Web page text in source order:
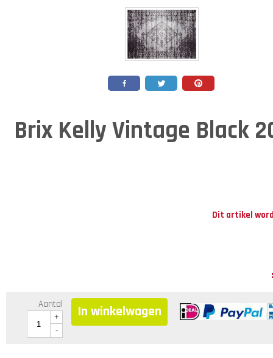
Brix Kelly Vintage Black
Dit artikel
Aantal
+
-
In winkelwagen